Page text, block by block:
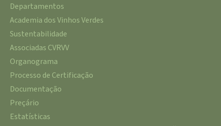
Departamentos
Academia dos Vinhos Verdes
Sustentabilidade
Associadas CVRVV
Organograma
Processo de Certificação
Documentação
Preçário
Estatísticas